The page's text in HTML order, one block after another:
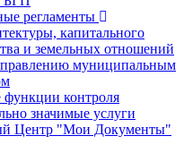
регламенты
капитального
и земельных отношений
муниципальным
контроля
значимые услуги
Центр "Мои Документы"